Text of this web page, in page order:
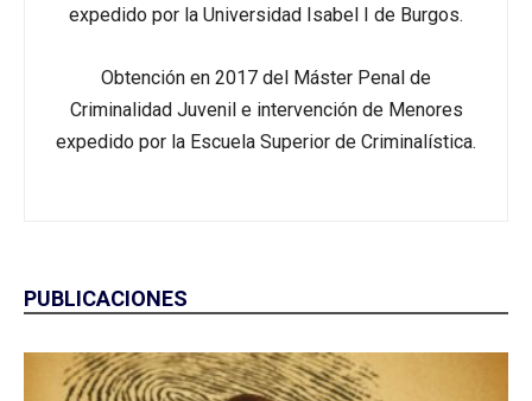
expedido por la Universidad Isabel I de Burgos.
Obtención en 2017 del Máster Penal de
Criminalidad Juvenil e intervención de Menores
expedido por la Escuela Superior de Criminalística.
PUBLICACIONES